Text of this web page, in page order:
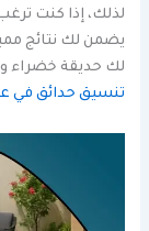
لذلك، إذا كنت
يضمن لك نتائج
لك حديقة خضراء
تنسيق حدائق في